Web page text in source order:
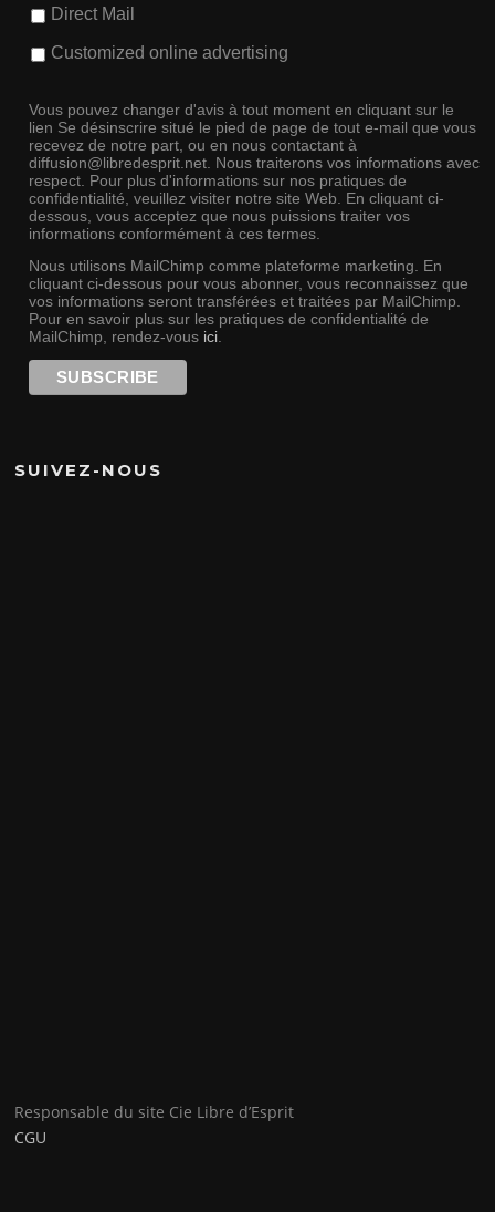
Direct Mail
Customized online advertising
Vous pouvez changer d'avis à tout moment en cliquant sur le
lien Se désinscrire situé le pied de page de tout e-mail que vous
recevez de notre part, ou en nous contactant à
diffusion@libredesprit.net. Nous traiterons vos informations avec
respect. Pour plus d'informations sur nos pratiques de
confidentialité, veuillez visiter notre site Web. En cliquant ci-
dessous, vous acceptez que nous puissions traiter vos
informations conformément à ces termes.
Nous utilisons MailChimp comme plateforme marketing. En
cliquant ci-dessous pour vous abonner, vous reconnaissez que
vos informations seront transférées et traitées par MailChimp.
Pour en savoir plus sur les pratiques de confidentialité de
MailChimp, rendez-vous ici.
SUIVEZ-NOUS
Responsable du site Cie Libre d’Esprit
CGU